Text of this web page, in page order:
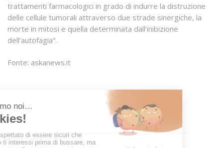
trattamenti farmacologici in grado di indurre la distruzione
delle cellule tumorali attraverso due strade sinergiche, la
morte in mitosi e quella determinata dall’inibizione
dell’autofagia”.
Fonte: askanews.it